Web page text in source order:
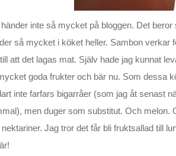
inte så mycket på bloggen. Det beror
så mycket i köket heller. Sambon verkar
att det lagas mat. Själv hade jag kunnat
goda frukter och bär nu. Som dessa
inte farfars bigarråer (som jag åt senast
men duger som substitut. Och melon.
Jag tror det får bli fruktsallad till